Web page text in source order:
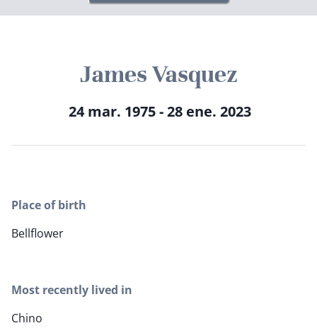
James Vasquez
24 mar. 1975 - 28 ene. 2023
Place of birth
Bellflower
Most recently lived in
Chino